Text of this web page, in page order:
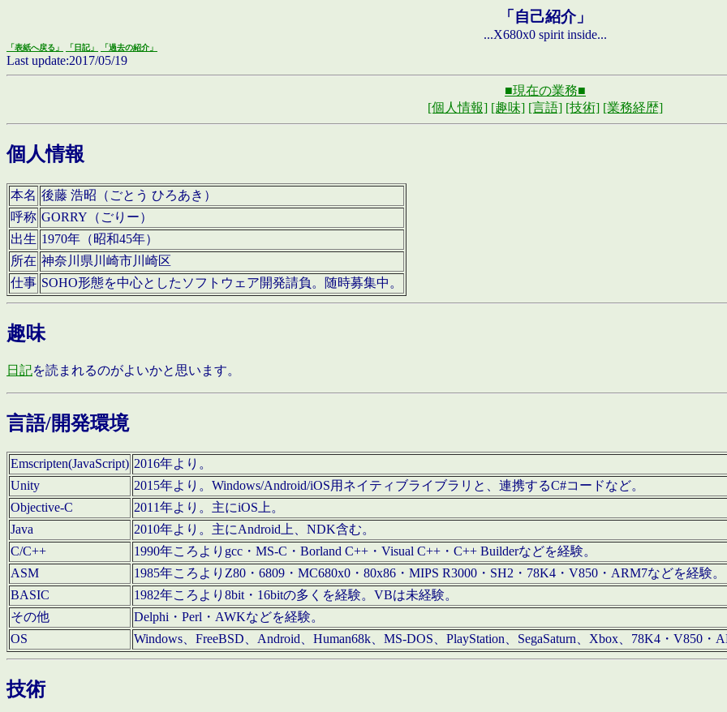
「自己紹介」
...X680x0 spirit inside...
「表紙へ戻る」 「日記」 「過去の紹介」
Last update:2017/05/19
■現在の業務■
[個人情報] [趣味] [言語] [技術] [業務経歴]
個人情報
本名 後藤 浩昭（ごとう ひろあき）
呼称 GORRY（ごりー）
出生 1970年（昭和45年）
所在 神奈川県川崎市川崎区
仕事 SOHO形態を中心としたソフトウェア開発請負。随時募集中。
趣味
日記を読まれるのがよいかと思います。
言語/開発環境
Emscripten(JavaScript) 2016年より。
Unity
2015年より。Windows/Android/iOS用ネイティブライブラリと、連携するC#コードなど。
Objective-C
2011年より。主にiOS上。
Java
2010年より。主にAndroid上、NDK含む。
C/C++
1990年ころよりgcc・MS-C・Borland C++・Visual C++・C++ Builderなどを経験。
ASM
1985年ころよりZ80・6809・MC680x0・80x86・MIPS R3000・SH2・78K4・V850・ARM7などを経験。
BASIC
1982年ころより8bit・16bitの多くを経験。VBは未経験。
その他
Delphi・Perl・AWKなどを経験。
OS
Windows、FreeBSD、Android、Human68k、MS-DOS、PlayStation、SegaSaturn、Xbox、78K4・V850・
技術